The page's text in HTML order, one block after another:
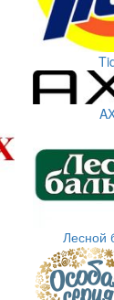
Лесной